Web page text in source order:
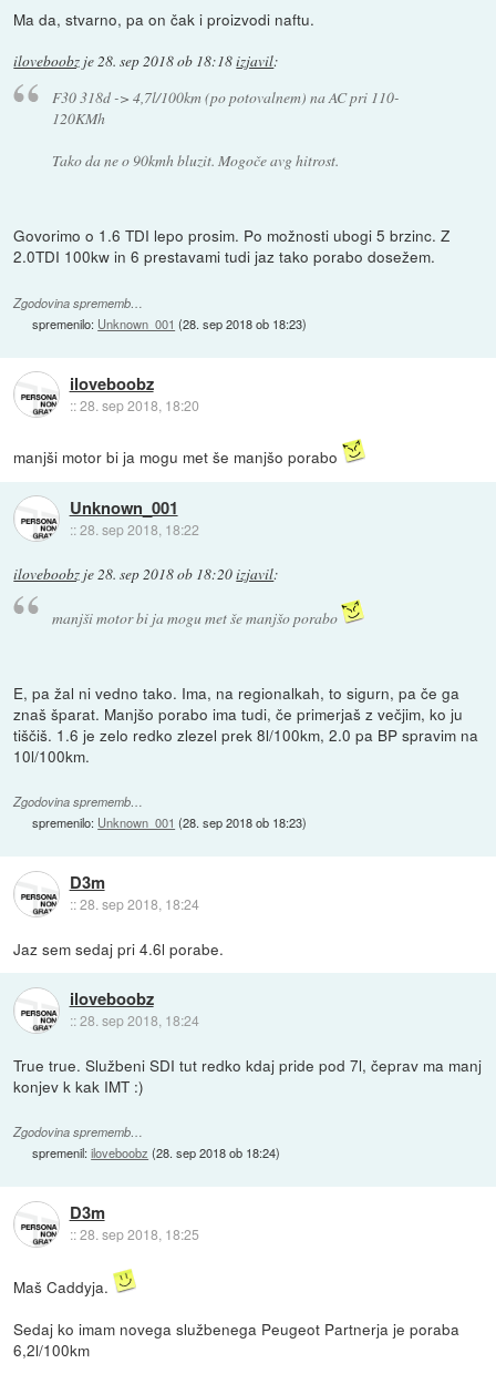
Ma da, stvarno, pa on čak i proizvodi naftu.
iloveboobz je28. sep 2018 ob 18:18izjavil:
F30 318d -> 4,7l/100km (po potovalnem) na AC pri 110-
120KMh
Tako da ne o 90kmh bluzit. Mogoče avg hitrost.
Govorimo o 1.6 TDI lepo prosim. Po možnosti ubogi 5 brzinc. Z
2.0TDI 100kw in 6 prestavami tudi jaz tako porabo dosežem.
Zgodovina sprememb…
spremenilo: Unknown_001 (28. sep 2018 ob 18:23)
iloveboobz
::28. sep 2018, 18:20
manjši motor bi ja mogu met še manjšo porabo
Unknown_001
::28. sep 2018, 18:22
iloveboobz je 28. sep 2018 ob 18:20izjavil:
manjši motor bi ja mogu met še manjšo porabo
E, pa žal ni vedno tako. Ima, na regionalkah, to sigurn, pa če ga
znaš šparat. Manjšo porabo ima tudi, če primerjaš z večjim, ko ju
tiščiš. 1.6 je zelo redko zlezel prek 8l/100km, 2.0 pa BP spravim na
10l/100km.
Zgodovina sprememb…
spremenilo: Unknown_001 (28. sep 2018 ob 18:23)
D3m
::28. sep 2018, 18:24
Jaz sem sedaj pri 4.6l porabe.
iloveboobz
::28. sep 2018, 18:24
True true. Službeni SDI tut redko kdaj pride pod 7l, čeprav ma manj
konjev k kak IMT :)
Zgodovina sprememb…
spremenil:iloveboobz (28. sep 2018 ob 18:24)
D3m
::28. sep 2018, 18:25
Maš Caddyja.
Sedaj ko imam novega službenega Peugeot Partnerja je poraba
6,2l/100km